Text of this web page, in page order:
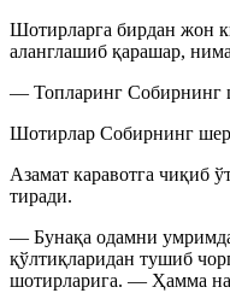
Шотирларга бирдан жон
аланглашиб қарашар,
— Топларинг Собирнинг
Шотирлар Собирнинг
Азамат каравотга чиқиб
тиради.
— Бунақа одамни
қўлтиқларидан тушиб
шотирларига. — Ҳамма